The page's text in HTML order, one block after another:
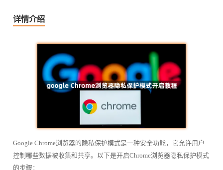
详情介绍
Google Chrome浏览器的隐私保护模式是一种安全功能，它允许用户
控制哪些数据被收集和共享。以下是开启Chrome浏览器隐私保护模式
的步骤：